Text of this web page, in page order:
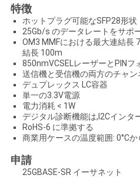
ス
引
用
を
要
求
特徴
ホットプラグ可能なSFP28形状
25Gb/s のデータレートをサポ
OM3 MMFにおける最大連結長
結長 100m
850nmVCSELレーザーとPINフ
送信機と受信機の両方のチャン
デュプレックス LC容器
単一の3.3V電源
電力消耗 < 1W
デジタル診断機能は,I2Cインタ
RoHS-6 に準拠する
商業用ケースの温度範囲: 0°Cか
申請
25GBASE-SR イーサネット